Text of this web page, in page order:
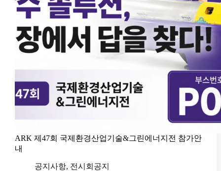
ARK 제47회 국제환경산업기술&그린에너지전 참가안
내
공지사항, 전시회공지